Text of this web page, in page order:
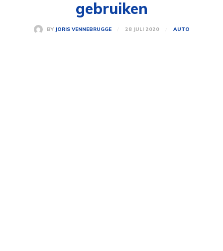
gebruiken
BY JORIS VENNEBRUGGE 28 JULI 2020 AUTO